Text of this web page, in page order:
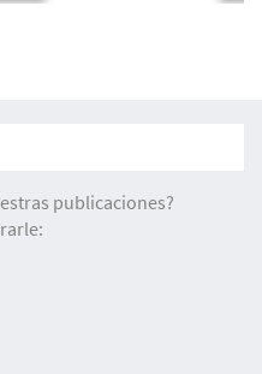
publicaciones?